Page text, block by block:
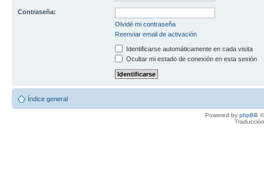
Contraseña:
Olvidé mi contraseña
Reenviar email de activación
Identificarse automáticamente en cada visita
Ocultar mi estado de conexión en esta sesión
Índice general
Powered by phpBB